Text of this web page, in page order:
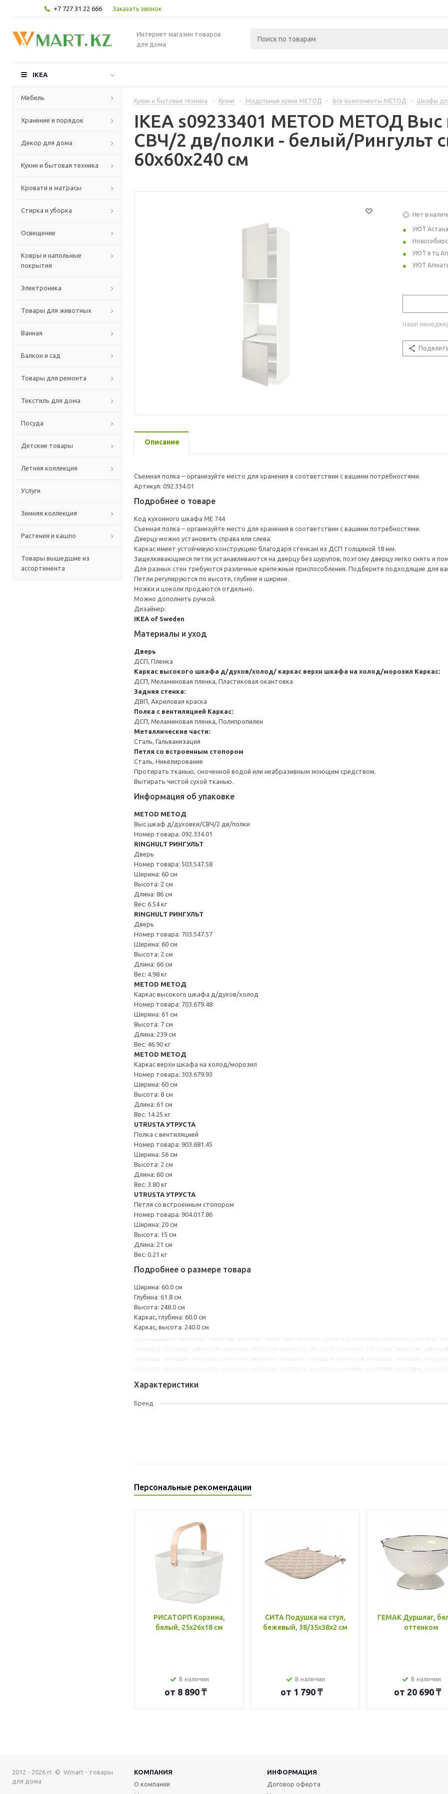
+7 727 31 22 666 Заказать звонок
Интернет магазин товаров
для дома
IKEA
Мебель
Хранение и порядок
Декор для дома
Кухни и бытовая техника
Кровати и матрасы
Стирка и уборка
Освещение
Ковры и напольные
покрытия
Электроника
Товары для животных
Ванная
Балкон и сад
Товары для ремонта
Текстиль для дома
Посуда
Детские товары
Летняя коллекция
Услуги
Зимняя коллекция
Растения и кашпо
Товары вышедшие из
ассортимента
Кухни и бытовая техника - Кухни - Модульные кухни МЕТОД - Все компоненты МЕТОД - Шкафы
IKEA s09233401 METOD МЕТОД
СВЧ/2 дв/полки - белый/Рингульт
60x60x240 см
Нет в
УЮТ Астана
УЮТ в тц
УЮТ
Наши
Описание
Съемная полка – организуйте место для хранения в соответствии с вашими потребностями.
Артикул: 092.334.01
Подробнее о товаре
Код кухонного шкафа ME 744
Съемная полка – организуйте место для хранения в соответствии с вашими потребностями.
Дверцу можно установить справа или слева.
Каркас имеет устойчивую конструкцию благодаря стенкам из ДСП толщиной 18 мм.
Защелкивающиеся петли устанавливаются на дверцу без шурупов, поэтому дверцу легко снять и
Для разных стен требуются различные крепежные приспособления. Подберите подходящие для
Петли регулируются по высоте, глубине и ширине.
Ножки и цоколи продаются отдельно.
Можно дополнить ручкой.
Дизайнер:
IKEA of Sweden
Материалы и уход
Дверь
ДСП, Пленка
Каркас высокого шкафа д/духов/холод/ каркас верхн шкафа на холод/морозил Каркас:
ДСП, Меламиновая пленка, Пластиковая окантовка
Задняя стенка:
ДВП, Акриловая краска
Полка с вентиляцией Каркас:
ДСП, Меламиновая пленка, Полипропилен
Металлические части:
Сталь, Гальванизация
Петля со встроенным стопором
Сталь, Никелирование
Протирать тканью, смоченной водой или неабразивным моющим средством.
Вытирать чистой сухой тканью.
Информация об упаковке
METOD МЕТОД
Выс шкаф д/духовки/СВЧ/2 дв/полки
Номер товара: 092.334.01
RINGHULT РИНГУЛЬТ
Дверь
Номер товара: 503.547.58
Ширина: 60 см
Высота: 2 см
Длина: 86 см
Вес: 6.54 кг
RINGHULT РИНГУЛЬТ
Дверь
Номер товара: 703.547.57
Ширина: 60 см
Высота: 2 см
Длина: 66 см
Вес: 4.98 кг
METOD МЕТОД
Каркас высокого шкафа д/духов/холод
Номер товара: 703.679.48
Ширина: 61 см
Высота: 7 см
Длина: 239 см
Вес: 46.90 кг
METOD МЕТОД
Каркас верхн шкафа на холод/морозил
Номер товара: 303.679.93
Ширина: 60 см
Высота: 8 см
Длина: 61 см
Вес: 14.25 кг
UTRUSTA УТРУСТА
Полка с вентиляцией
Номер товара: 903.681.45
Ширина: 56 см
Высота: 2 см
Длина: 60 см
Вес: 3.80 кг
UTRUSTA УТРУСТА
Петля со встроенным стопором
Номер товара: 904.017.86
Ширина: 20 см
Высота: 15 см
Длина: 21 см
Вес: 0.21 кг
Подробнее о размере товара
Ширина: 60.0 см
Глубина: 61.8 см
Высота: 248.0 см
Каркас, глубина: 60.0 см
Каркас, высота: 240.0 см
Характеристики
Бренд
Персональные рекомендации
РИСАТОРП Корзина,
белый, 25x26x18 см
В наличии
от 8 890 ₸
СИТА Подушка на стул,
бежевый, 38/35x38x2 см
В наличии
от 1 790 ₸
ГЕМАК Дуршлаг,
оттенком
В наличии
от 20 690 ₸
2012 - 2026 гг. © Wmart - товары
для дома
КОМПАНИЯ
ИНФОРМАЦИЯ
О компании
Договор оферта